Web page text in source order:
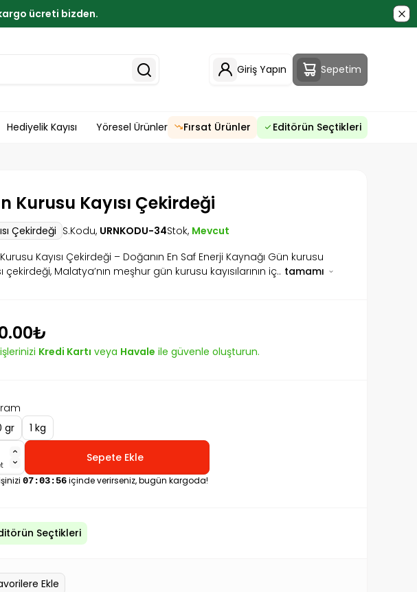
ücreti bizden.
Giriş Yapın Sepetim
Hediyelik Kayısı Yöresel Ürünler Fırsat Ürünler Editörün Seçtikleri
Kurusu Kayısı Çekirdeği
Çekirdeği S.Kodu, URNKODU-34Stok, Mevcut
Kayısı Çekirdeği – Doğanın En Saf Enerji Kaynağı Gün kurusu
çekirdeği, Malatya’nın meşhur gün kurusu kayısılarının iç.. tamamı
Kredi Kartı veya Havale ile güvenle oluşturun.
gr
1 kg
Sepete Ekle
07:03:55içinde verirseniz, bugün kargoda!
Seçtikleri
Ekle